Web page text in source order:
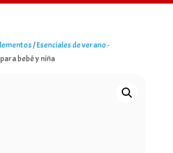
/Esenciales de verano -
bebé y niña